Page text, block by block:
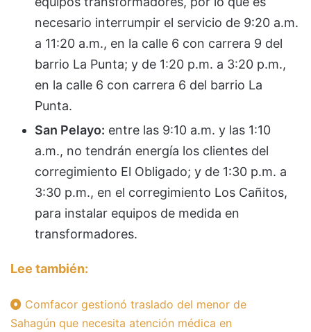
necesario interrumpir el servicio de 9:20 a.m.
a 11:20 a.m., en la calle 6 con carrera 9 del
barrio La Punta; y de 1:20 p.m. a 3:20 p.m.,
en la calle 6 con carrera 6 del barrio La
Punta.
San Pelayo: entre las 9:10 a.m. y las 1:10
a.m., no tendrán energía los clientes del
corregimiento El Obligado; y de 1:30 p.m. a
3:30 p.m., en el corregimiento Los Cañitos,
para instalar equipos de medida en
transformadores.
Lee también:
Comfacor gestionó traslado del menor de
Sahagún que necesita atención médica en